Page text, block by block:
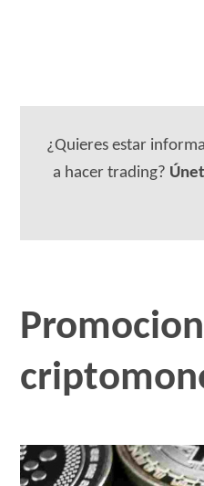
¿Quieres estar
a hacer trading?